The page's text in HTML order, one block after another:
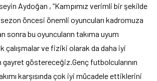
Aydoğan , “Kampımız verimli bir şekilde
öncesi önemli oyuncuları kadromuza
sonra bu oyuncuların takıma uyum
çalışmalar ve fiziki olarak da daha iyi
göstereceğiz.Genç futbolcularının
karşısında çok iyi mücadele ettiklerini